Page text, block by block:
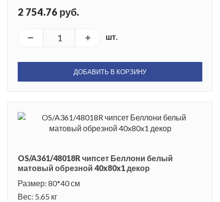
2 754.76 руб.
шт.
ДОБАВИТЬ В КОРЗИНУ
OS/A361/48018R чипсет Беллони белый
матовый обрезной 40x80x1 декор
Размер: 80*40 см
Вес: 5.65 кг